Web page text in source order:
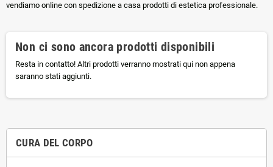
CURA DEL CORPO
vendiamo online con spedizione a casa prodotti di estetica professionale.
Non ci sono ancora prodotti disponibili
Resta in contatto! Altri prodotti verranno mostrati qui non appena
saranno stati aggiunti.